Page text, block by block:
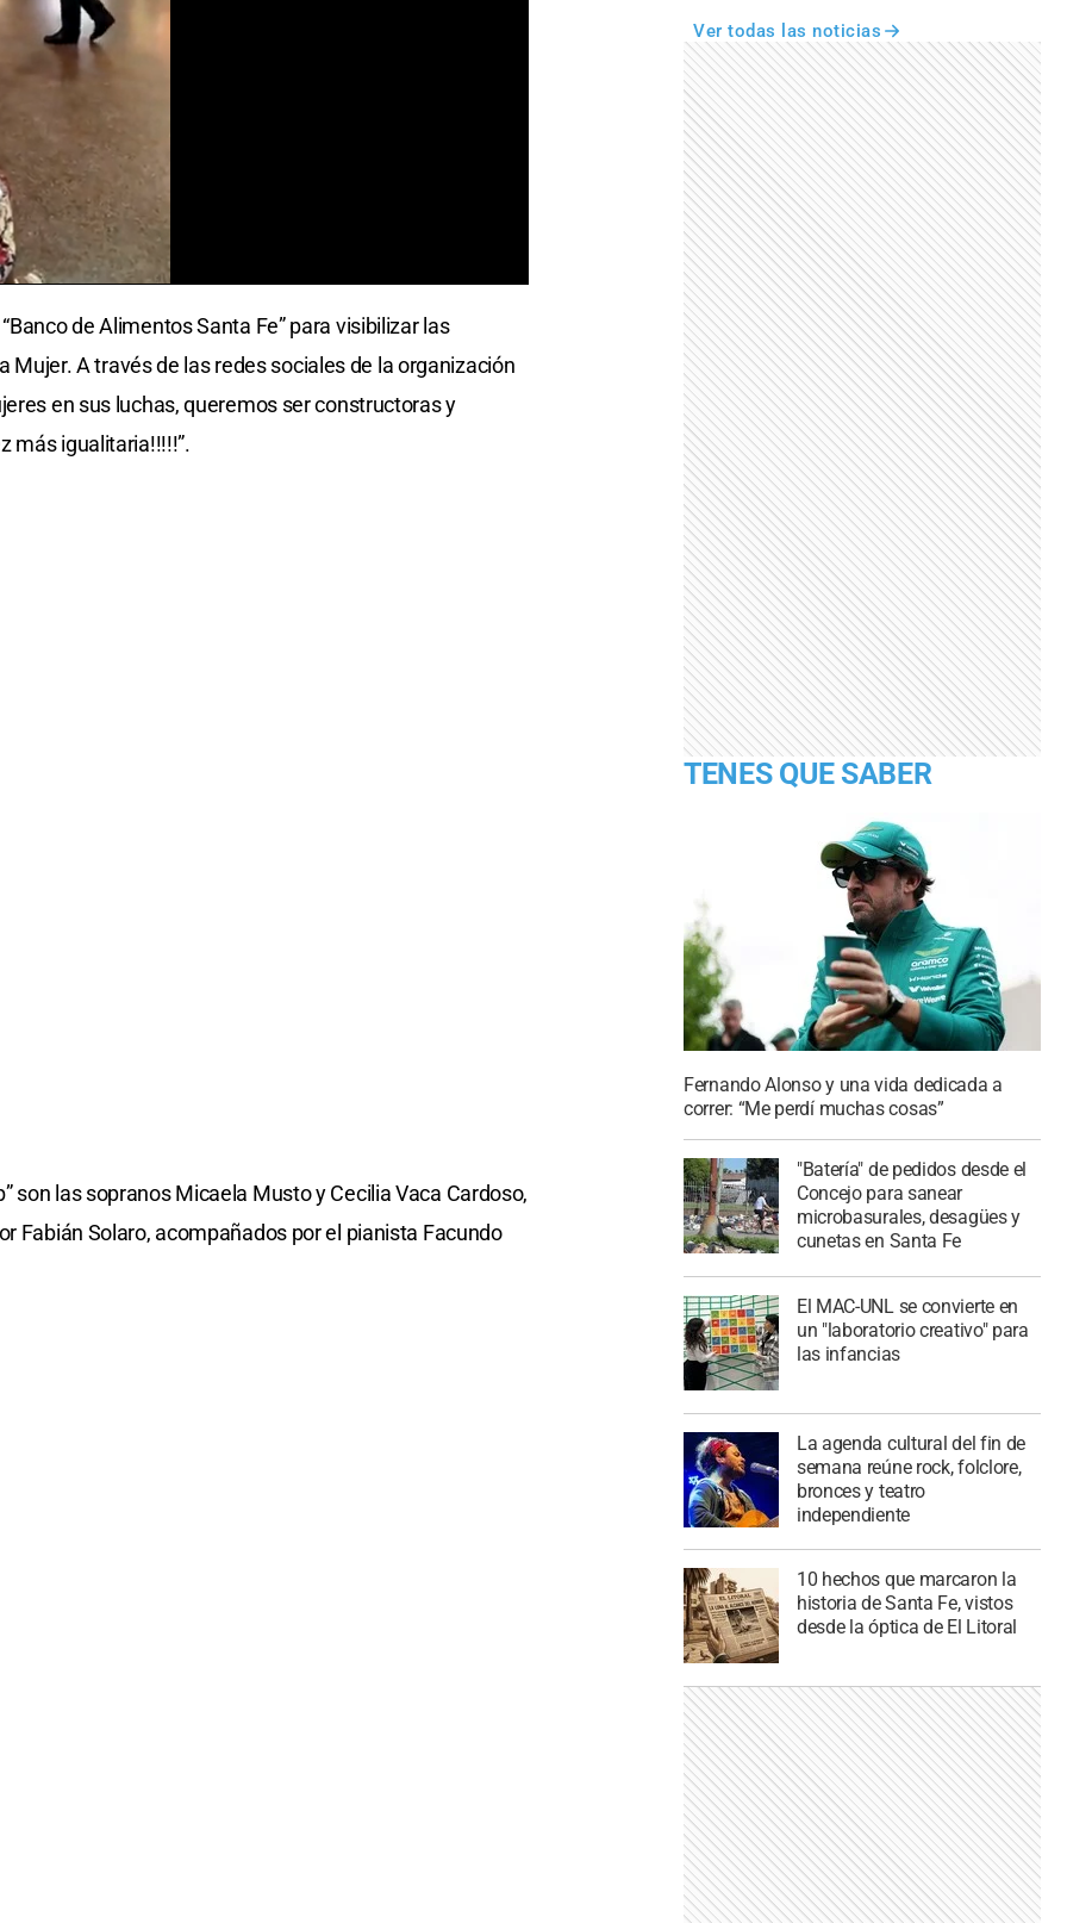
de Alimentos Santa Fe” para visibilizar las
Mujer. A través de las redes sociales de la organización
en sus luchas, queremos ser constructoras y
más igualitaria!!!!!”.
son las sopranos Micaela Musto y Cecilia Vaca Cardoso,
Fabián Solaro, acompañados por el pianista Facundo
Ver todas las noticias
TENES QUE SABER
Fernando Alonso y una vida dedicada a
correr: “Me perdí muchas cosas”
"Batería" de pedidos desde el
Concejo para sanear
microbasurales, desagües y
cunetas en Santa Fe
El MAC-UNL se convierte en
un "laboratorio creativo" para
las infancias
La agenda cultural del fin de
semana reúne rock, folclore,
bronces y teatro
independiente
10 hechos que marcaron la
historia de Santa Fe, vistos
desde la óptica de El Litoral